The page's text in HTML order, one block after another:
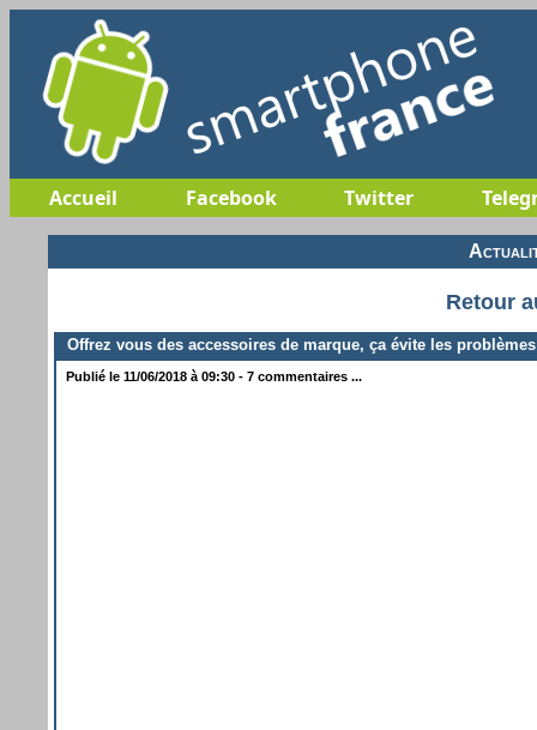
Accueil Facebook Twitter
Retour
Offrez vous des accessoires de marque, ça évite les problèmes
Publié le 11/06/2018 à 09:30 - 7 commentaires ...